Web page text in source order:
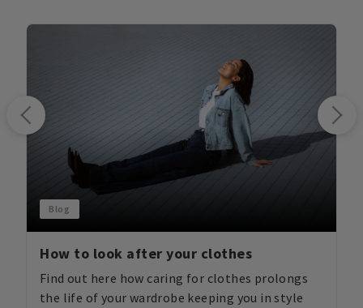
Blog
How to look after your clothes
Find out here how caring for clothes prolongs
the life of your wardrobe keeping you in style